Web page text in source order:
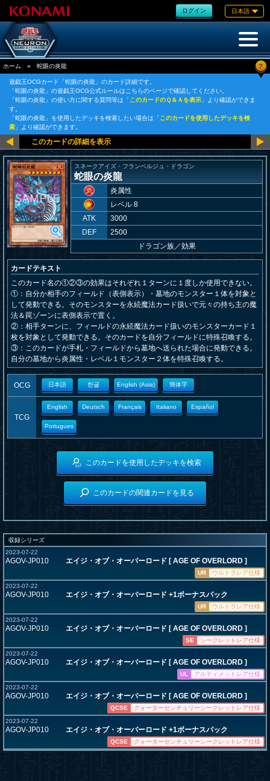
ログイン 日本語
ホーム » 蛇眼の炎龍 ?
遊戯王OCGカード「蛇眼の炎龍」のカード詳細です。
「蛇眼の炎龍」の遊戯王OCG公式ルールはこちらのページで確認してください。
「蛇眼の炎龍」の使い方に関する質問等は「このカードのＱ＆Ａを表示 」より確認ができま
す。
「蛇眼の炎龍」を使用したデッキを検索したい場合は「このカードを使用したデッキを検
索 」より確認ができます。
スネークアイズ・フランベルジュ・ドラゴン
蛇眼の炎龍
炎属性
レベル 8
ATK
3000
DEF
2500
ドラゴン族／効果
カードテキスト
このカード名の①②③の効果はそれぞれ１ターンに１度しか使用できない。
①：自分か相手のフィールド（表側表示）・墓地のモンスター１体を対象と
して発動できる。そのモンスターを永続魔法カード扱いで元々の持ち主の魔
法＆罠ゾーンに表側表示で置く。
②：相手ターンに、フィールドの永続魔法カード扱いのモンスターカード１
枚を対象として発動できる。そのカードを自分フィールドに特殊召喚する。
③：このカードが手札・フィールドから墓地へ送られた場合に発動できる。
自分の墓地から炎属性・レベル１モンスター２体を特殊召喚する。
OCG 日本語 한글 English (Asia) 簡体字
TCG
English Deutsch Français Italiano Español
Portugues
このカードを使用したデッキを検索
このカードの関連カードを見る
収録シリーズ
2023-07-22
AGOV-JP010 エイジ・オブ・オーバーロード [ AGE OF OVERLORD ]
UR
ウルトラレア仕様
2023-07-22
AGOV-JP010 エイジ・オブ・オーバーロード +1ボーナスパック
UR
ウルトラレア仕様
2023-07-22
AGOV-JP010 エイジ・オブ・オーバーロード [ AGE OF OVERLORD ]
SE
シークレットレア仕様
2023-07-22
AGOV-JP010 エイジ・オブ・オーバーロード [ AGE OF OVERLORD ]
UL
アルティメットレア仕様
2023-07-22
AGOV-JP010 エイジ・オブ・オーバーロード [ AGE OF OVERLORD ]
QCSE
クォーターセンチュリーシークレットレア仕様
2023-07-22
AGOV-JP010 エイジ・オブ・オーバーロード +1ボーナスパック
QCSE クォーターセンチュリーシークレットレア仕様